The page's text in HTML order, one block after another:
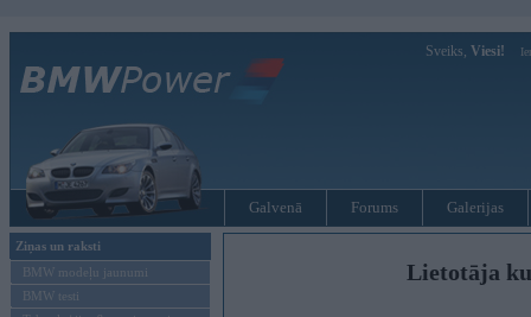
Sveiks, Viesi!
Galvenā Forums Galerijas
Ziņas un raksti
BMW modeļu jaunumi
BMW testi
Lietotāja